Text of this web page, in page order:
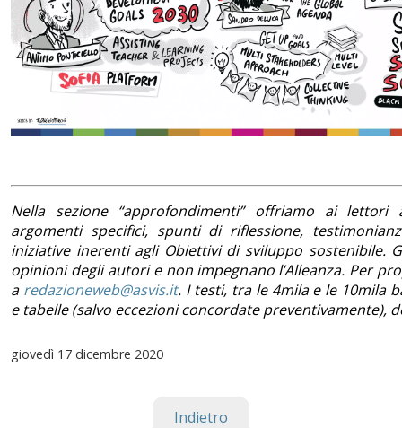
Nella sezione “approfondimenti” offriamo ai
argomenti specifici, spunti di riflessione,
iniziative inerenti agli Obiettivi di sviluppo sostenibile.
opinioni degli autori e non impegnano l’Alleanza. Per
a redazioneweb@asvis.it. I testi, tra le 4mila e le 10mila
e tabelle (salvo eccezioni concordate preventivamente),
giovedì 17 dicembre 2020
Indietro